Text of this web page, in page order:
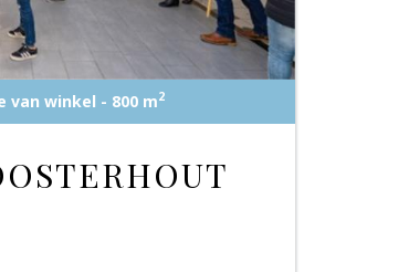
van winkel - 800 m2